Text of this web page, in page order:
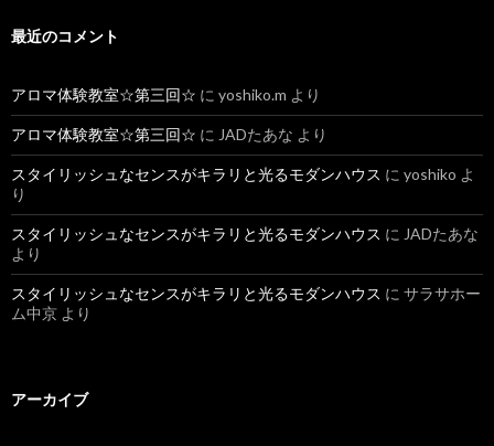
最近のコメント
アロマ体験教室☆第三回☆ に yoshiko.m より
アロマ体験教室☆第三回☆ に JADたあな より
スタイリッシュなセンスがキラリと光るモダンハウス に yoshiko よ
り
スタイリッシュなセンスがキラリと光るモダンハウス に JADたあな
より
スタイリッシュなセンスがキラリと光るモダンハウス に サラサホー
ム中京 より
アーカイブ